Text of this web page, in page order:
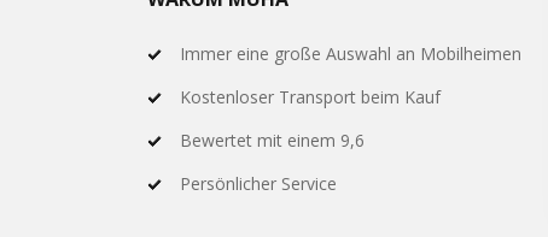
Immer eine große Auswahl an Mobilheimen
Kostenloser Transport beim Kauf
Bewertet mit einem 9,6
Persönlicher Service